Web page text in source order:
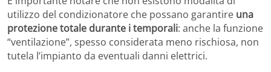
utilizzo del condizionatore che possano garantire una
protezione totale durante i temporali: anche la funzione
“ventilazione”, spesso considerata meno rischiosa, non
tutela l’impianto da eventuali danni elettrici.